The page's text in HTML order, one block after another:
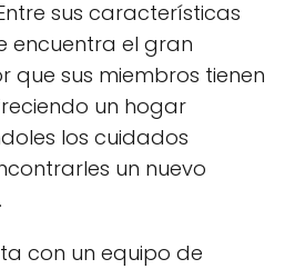
sus características
encuentra el gran
que sus miembros tienen
un hogar
los cuidados
un nuevo
con un equipo de